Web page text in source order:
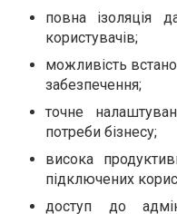
повна ізоляція
користувачів;
можливість
забезпечення;
точне
потреби бізнесу;
висока
підключених
доступ до